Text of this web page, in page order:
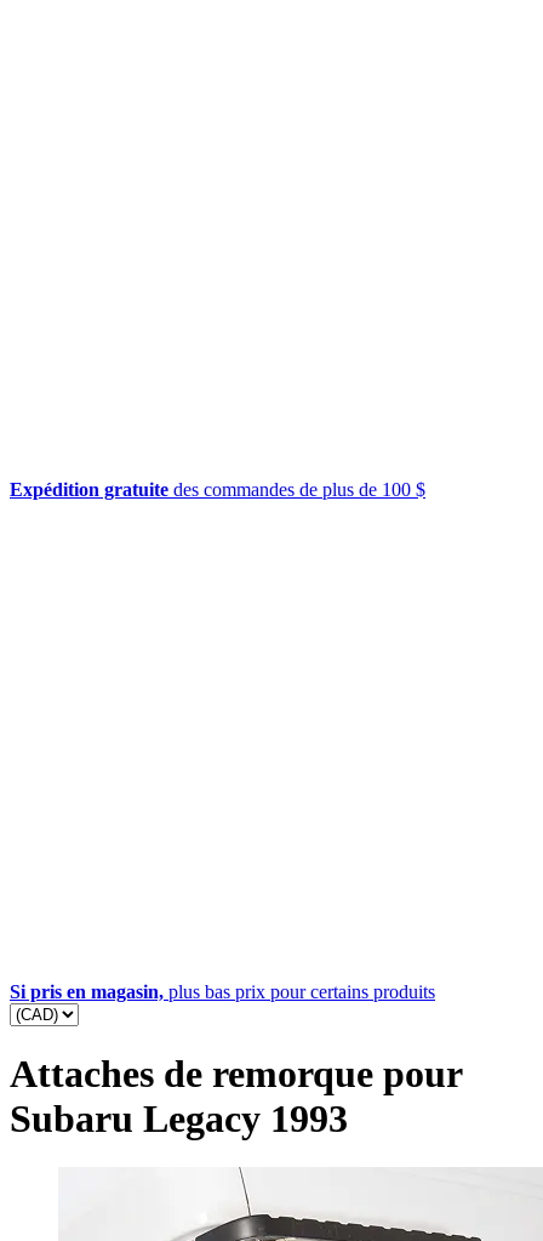
Expédition gratuite des commandes de plus de 100 $
Si pris en magasin, plus bas prix pour certains produits
Attaches de remorque pour
Subaru Legacy 1993